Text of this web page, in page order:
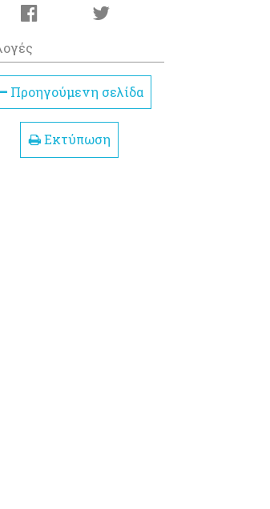
Προηγούμενη σελίδα
Εκτύπωση